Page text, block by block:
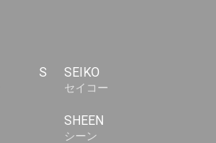
S SEIKO
セイコー
SHEEN
シーン